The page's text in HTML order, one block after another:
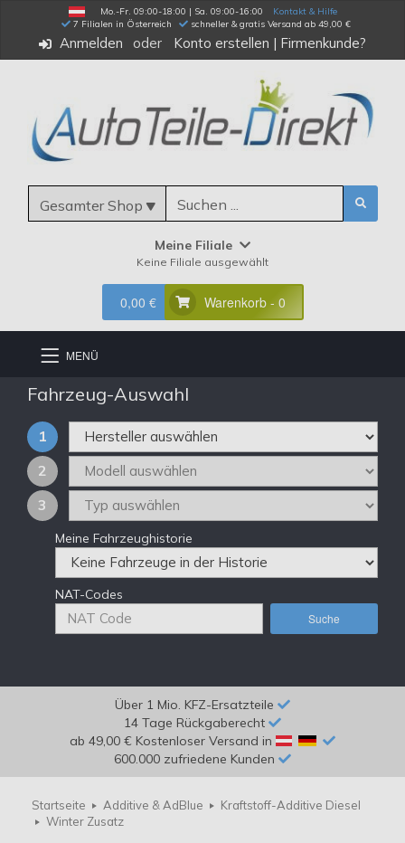
Mo.-Fr. 09:00-18:00 | Sa. 09:00-16:00
Kontakt & Hilfe
7 Filialen in Österreich
schneller & gratis Versand ab 49,00 €
Anmelden Konto erstellen | Firmenkunde?
Gesamter Shop
Meine Filiale
Keine Filiale ausgewählt
0,00 € Warenkorb - 0
MENÜ
Fahrzeug-Auswahl
1
2
3
Meine Fahrzeughistorie
NAT-Codes
Suche
Über 1 Mio. KFZ-Ersatzteile
14 Tage Rückgaberecht
ab 49,00 € Kostenloser Versand in
600.000 zufriedene Kunden
Startseite Additive & AdBlue
Kraftstoff-Additive Diesel
Winter Zusatz